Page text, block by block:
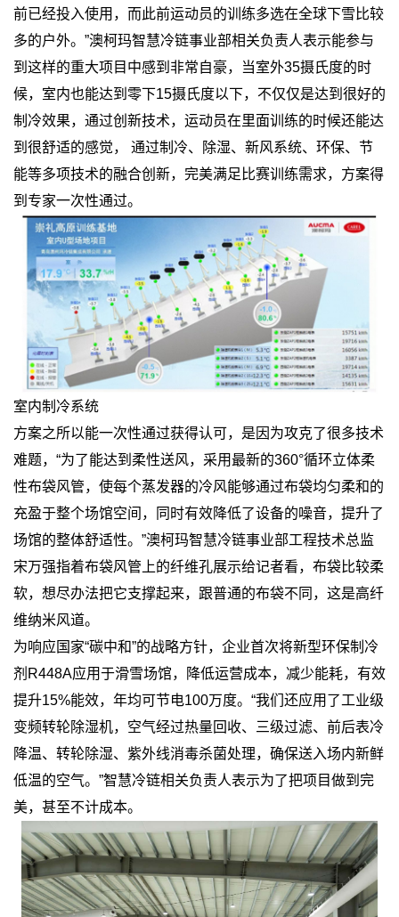
前已经投入使用，而此前运动员的训练多选在全球下雪比较
多的户外。”澳柯玛智慧冷链事业部相关负责人表示能参与
到这样的重大项目中感到非常自豪，当室外35摄氏度的时
候，室内也能达到零下15摄氏度以下，不仅仅是达到很好的
制冷效果，通过创新技术，运动员在里面训练的时候还能达
到很舒适的感觉， 通过制冷、除湿、新风系统、环保、节
能等多项技术的融合创新，完美满足比赛训练需求，方案得
到专家一次性通过。
室内制冷系统
方案之所以能一次性通过获得认可，是因为攻克了很多技术
难题，“为了能达到柔性送风，采用最新的360°循环立体柔
性布袋风管，使每个蒸发器的冷风能够通过布袋均匀柔和的
充盈于整个场馆空间，同时有效降低了设备的噪音，提升了
场馆的整体舒适性。”澳柯玛智慧冷链事业部工程技术总监
宋万强指着布袋风管上的纤维孔展示给记者看，布袋比较柔
软，想尽办法把它支撑起来，跟普通的布袋不同，这是高纤
维纳米风道。
为响应国家“碳中和”的战略方针，企业首次将新型环保制冷
剂R448A应用于滑雪场馆，降低运营成本，减少能耗，有效
提升15%能效，年均可节电100万度。“我们还应用了工业级
变频转轮除湿机，空气经过热量回收、三级过滤、前后表冷
降温、转轮除湿、紫外线消毒杀菌处理，确保送入场内新鲜
低温的空气。”智慧冷链相关负责人表示为了把项目做到完
美，甚至不计成本。